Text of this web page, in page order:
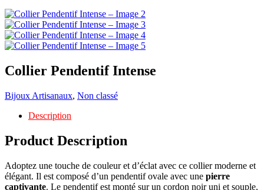
Collier Pendentif Intense
Bijoux Artisanaux, Non classé
Description
Product Description
Adoptez une touche de couleur et d’éclat avec ce collier moderne et
élégant. Il est composé d’un pendentif ovale avec une pierre
captivante. Le pendentif est monté sur un cordon noir uni et souple,